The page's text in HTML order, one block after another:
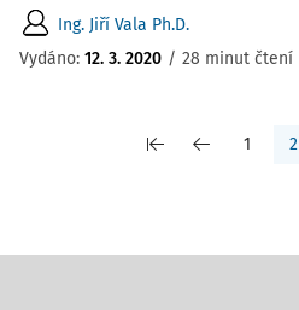
Ing. Jiří Vala Ph.D.
Vydáno: 12. 3. 2020 / 28 minut čtení
1 2